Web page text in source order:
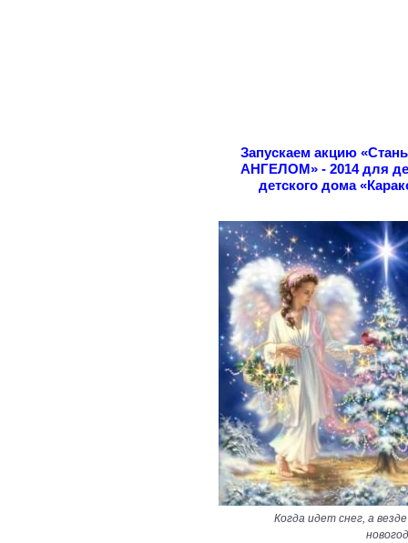
Запускаем акцию
АНГЕЛОМ» - 2014 для
детского дома
Когда идет снег, а